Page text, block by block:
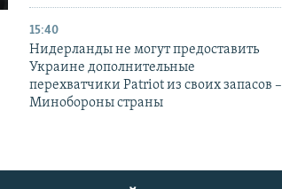
15:40
Нидерланды не могут предоставить
Украине дополнительные
перехватчики Patriot из своих запасов –
Минобороны страны